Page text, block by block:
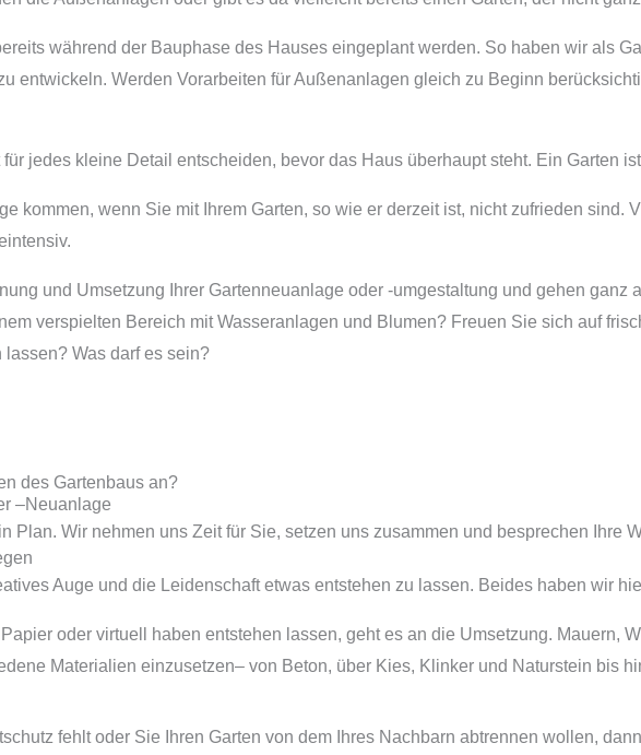
während der Bauphase des Hauses eingeplant werden. So haben wir als
entwickeln. Werden Vorarbeiten für Außenanlagen gleich zu Beginn
jedes kleine Detail entscheiden, bevor das Haus überhaupt steht. Ein Garten
kommen, wenn Sie mit Ihrem Garten, so wie er derzeit ist, nicht zufrieden
und Umsetzung Ihrer Gartenneuanlage oder -umgestaltung und gehen
verspielten Bereich mit Wasseranlagen und Blumen? Freuen Sie sich auf
Was darf es sein?
des Gartenbaus an?
–Neuanlage
Plan. Wir nehmen uns Zeit für Sie, setzen uns zusammen und besprechen Ihre
Auge und die Leidenschaft etwas entstehen zu lassen. Beides haben wir
oder virtuell haben entstehen lassen, geht es an die Umsetzung. Mauern,
Materialien einzusetzen– von Beton, über Kies, Klinker und Naturstein bis
fehlt oder Sie Ihren Garten von dem Ihres Nachbarn abtrennen wollen,